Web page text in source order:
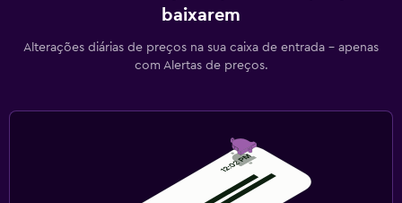
baixarem
Alterações diárias de preços na sua caixa de entrada - apenas
com Alertas de preços.